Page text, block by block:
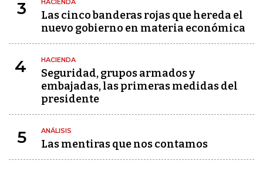
3 HACIENDA
Las cinco banderas rojas que hereda el
nuevo gobierno en materia económica
4 HACIENDA
Seguridad, grupos armados y
embajadas, las primeras medidas del
presidente
5 ANÁLISIS
Las mentiras que nos contamos